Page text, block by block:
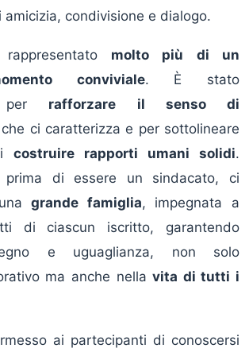
amicizia, condivisione e dialogo.
rappresentato molto più di un
conviviale. È stato
per rafforzare il senso di
che ci caratterizza e per sottolineare
costruire rapporti umani solidi.
prima di essere un sindacato, ci
unagrande famiglia, impegnata a
di ciascun iscritto, garantendo
e uguaglianza, non solo
ma anche nellavita di tutti i
ai partecipanti di conoscersi